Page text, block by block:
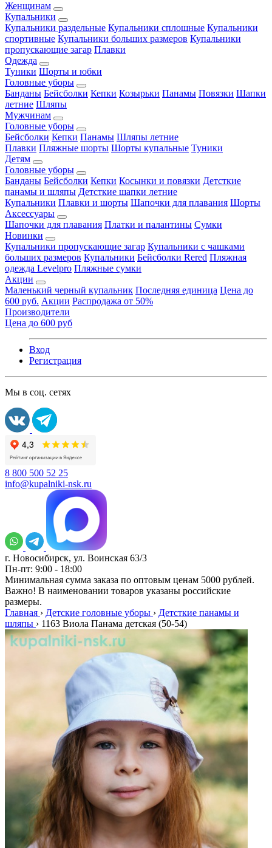
Женщинам
Купальники
Купальники раздельные Купальники сплошные Купальники
спортивные Купальники больших размеров Купальники
пропускающие загар Плавки
Одежда
Туники Шорты и юбки
Головные уборы
Банданы Бейсболки Кепки Козырьки Панамы Повязки Шапки
летние Шляпы
Мужчинам
Головные уборы
Бейсболки Кепки Панамы Шляпы летние
Плавки Пляжные шорты Шорты купальные Туники
Детям
Головные уборы
Банданы Бейсболки Кепки Косынки и повязки Детсткие
панамы и шляпы Детсткие шапки летние
Купальники Плавки и шорты Шапочки для плавания Шорты
Аксессуары
Шапочки для плавания Платки и палантины Сумки
Новинки
Купальники пропускающие загар Купальники с чашками
больших размеров Купальники Бейсболки Rered Пляжная
одежда Levelpro Пляжные сумки
Акции
Маленький черный купальник Последняя единица Цена до
600 руб. Акции Распродажа от 50%
Производители
Цена до 600 руб
Вход
Регистрация
Мы в соц. сетях
8 800 500 52 25
info@kupalniki-nsk.ru
г. Новосибирск, ул. Воинская 63/3
Пн-пт: 9:00 - 18:00
Минимальная сумма заказа по оптовым ценам 5000 рублей.
Важно! В наименовании товаров указаны российские
размеры.
Главная › Детские головные уборы › Детсткие панамы и
шляпы › 1163 Виола Панама детская (50-54)